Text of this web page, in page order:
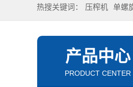
热搜关键词： 压榨机 单螺
产品中心
PRODUCT CENTER